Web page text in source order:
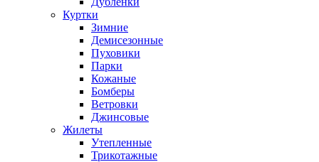
Куртки
Зимние
Демисезонные
Пуховики
Парки
Кожаные
Бомберы
Ветровки
Джинсовые
Жилеты
Утепленные
Трикотажные